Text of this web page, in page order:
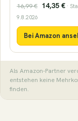
16,99 € 14,35 € ·
9.8.2026
Bei Amazon
Als Amazon-Partner
entstehen keine
finden.